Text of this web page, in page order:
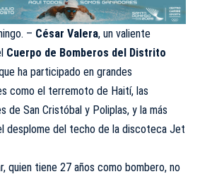
– César Valera, un valiente
Cuerpo de Bomberos del Distrito
ha participado en grandes
como el terremoto de Haití, las
de San Cristóbal y Poliplas, y la más
desplome del techo de la discoteca Jet
quien tiene 27 años como bombero, no